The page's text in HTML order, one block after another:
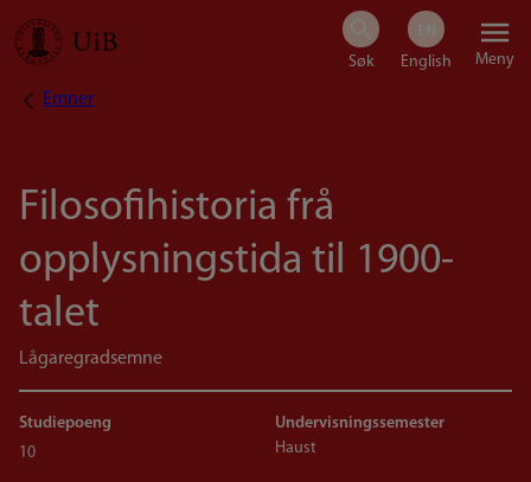
Hopp
Meny
Navigasjonssti
Emner
Filosofihistoria frå
opplysningstida til 1900-
talet
Lågaregradsemne
Studiepoeng
10
Undervisningssemester
Haust